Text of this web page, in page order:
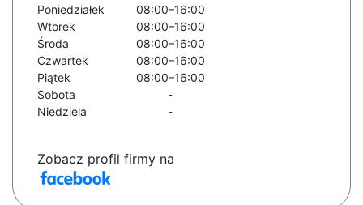
Poniedziałek
08:00–16:00
Wtorek
08:00–16:00
Środa
08:00–16:00
Czwartek
08:00–16:00
Piątek
08:00–16:00
Sobota
-
Niedziela
-
Zobacz profil firmy na